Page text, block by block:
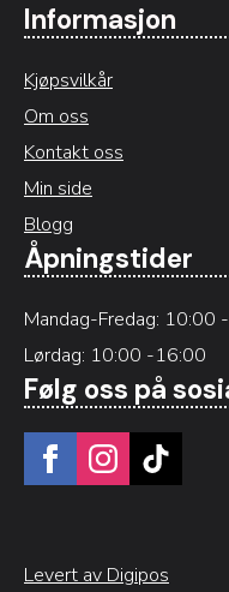
Informasjon
Kjøpsvilkår
Om oss
Kontakt oss
Min side
Blogg
Åpningstider
Mandag-Fredag: 10:00
Lørdag: 10:00 -16:00
Følg oss på
Levert av Digipos